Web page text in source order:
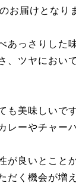
お届けとなり
あっさりした
、ツヤにおい
も美味しいで
レーやチャー
が良いとこと
だく機会が増